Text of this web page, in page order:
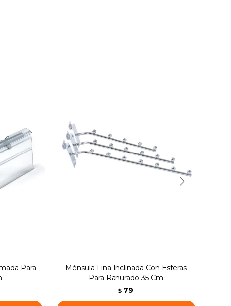
Para
Ménsula Fina Inclinada Con Esferas
Para Ranurado 35 Cm
$ 79